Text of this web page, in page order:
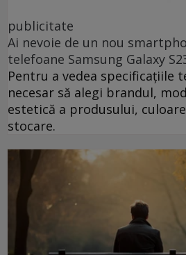
publicitate
Ai nevoie de un nou
telefoane Samsung Galaxy
Pentru a vedea specificațiile
necesar să alegi brandul,
estetică a produsului,
stocare.